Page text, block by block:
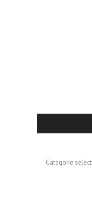
Categoriën